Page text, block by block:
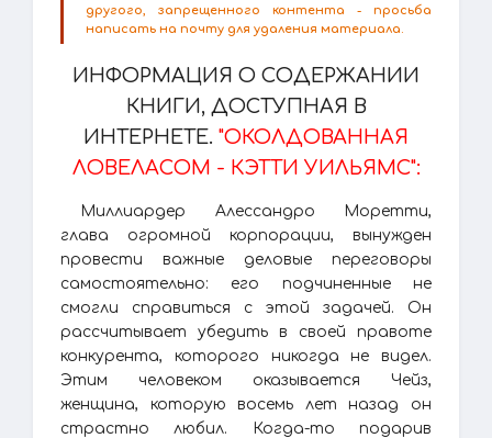
другого, запрещенного контента - просьба
написать на почту для удаления материала.
ИНФОРМАЦИЯ О СОДЕРЖАНИИ
КНИГИ, ДОСТУПНАЯ В
ИНТЕРНЕТЕ. "ОКОЛДОВАННАЯ
ЛОВЕЛАСОМ - КЭТТИ УИЛЬЯМС":
Миллиардер Алессандро Моретти,
глава огромной корпорации, вынужден
провести важные деловые переговоры
самостоятельно: его подчиненные не
смогли справиться с этой задачей. Он
рассчитывает убедить в своей правоте
конкурента, которого никогда не видел.
Этим человеком оказывается Чейз,
женщина, которую восемь лет назад он
страстно любил. Когда-то подарив